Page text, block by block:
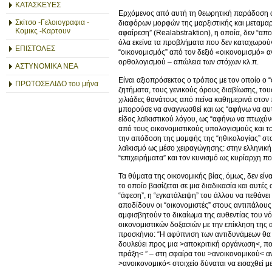
ΚΑΤΑΣΚΕΥΕΣ
Σκίτσο -Γελοιογραφια -
Κομικς -Καρτουν
ΕΠΙΣΤΟΛΕΣ
ΑΣΤΥΝΟΜΙΚΑ ΝΕΑ
ΠΡΩΤΟΣΕΛΙΔΟ του μήνα
Ερχόμενος από αυτή τη θεωρητική παράδοση
διαφόρων μορφών της μαρξιστικής και
αφαίρεση” (Realabstraktion), η οποία, δεν
όλα εκείνα τα προβλήματα που δεν
“οικονομισμός” από τον δεξιό «οικονομισμό»
ορθολογισμού – απώλεια των στόχων κλ.π.
Είναι αξιοπρόσεκτος ο τρόπος με τον οποίο ο
ζητήματα, τους γενικούς όρους διαβίωσης,
χιλιάδες θανάτους από πείνα καθημερινά
μπορούσε να αναγνωσθεί και ως “αφήνω να
είδος λαϊκιστικού λόγου, ως “αφήνω να
από τους οικονομιστικούς υπολογισμούς και
την απόδοση της μομφής της “ηθικολογίας”
λαϊκισμό ως μέσο χειραγώγησης: στην
“επιχειρήματα” και τον κυνισμό ως κυρίαρχη
Τα θύματα της οικονομικής βίας, όμως, δεν
το οποίο βασίζεται σε μια διαδικασία και
“άφεση”, η “εγκατάλειψη” του άλλου να
αποδίδουν οι “οικονομιστές” στους
αμφισβητούν το δικαίωμα της αυθεντίας του
οικονομιστικών δοξασιών με την επίκληση της
προσκήνιο: “Η αφύπνιση των αντιδυνάμεων θα
δουλεύει προς μια >αποκριτική οργάνωση<,
πράξη< ” – στη σφαίρα του >ανοικονομικού<
>ανοικονομικό< στοιχείο δύναται να εισαχθεί